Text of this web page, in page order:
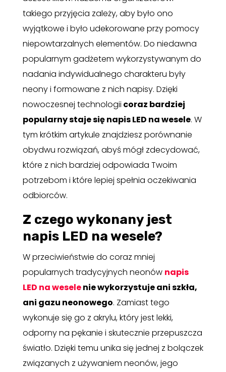
takiego przyjęcia zależy, aby było ono
wyjątkowe i było udekorowane przy pomocy
niepowtarzalnych elementów. Do niedawna
popularnym gadżetem wykorzystywanym do
nadania indywidualnego charakteru były
neony i formowane z nich napisy. Dzięki
nowoczesnej technologii coraz bardziej
popularny staje się napis LED na wesele. W
tym krótkim artykule znajdziesz porównanie
obydwu rozwiązań, abyś mógł zdecydować,
które z nich bardziej odpowiada Twoim
potrzebom i które lepiej spełnia oczekiwania
odbiorców.
Z czego wykonany jest
napis LED na wesele?
W przeciwieństwie do coraz mniej
popularnych tradycyjnych neonów napis
LED na weselenie wykorzystuje ani szkła,
ani gazu neonowego. Zamiast tego
wykonuje się go z akrylu, który jest lekki,
odporny na pękanie i skutecznie przepuszcza
światło. Dzięki temu unika się jednej z bolączek
związanych z używaniem neonów, jego